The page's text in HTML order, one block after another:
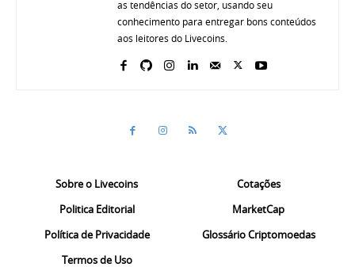
as tendências do setor, usando seu
conhecimento para entregar bons conteúdos
aos leitores do Livecoins.
Sobre o Livecoins
Politica Editorial
Política de Privacidade
Termos de Uso
Cotações
MarketCap
Glossário Criptomoedas